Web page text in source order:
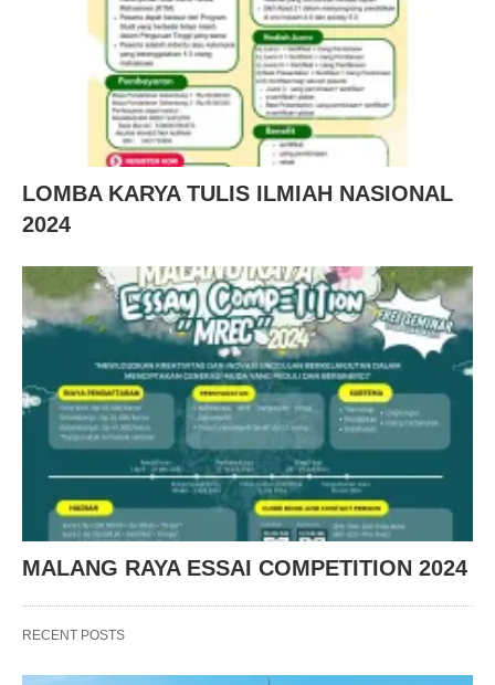
LOMBA KARYA TULIS ILMIAH NASIONAL
2024
MALANG RAYA ESSAI COMPETITION 2024
RECENT POSTS